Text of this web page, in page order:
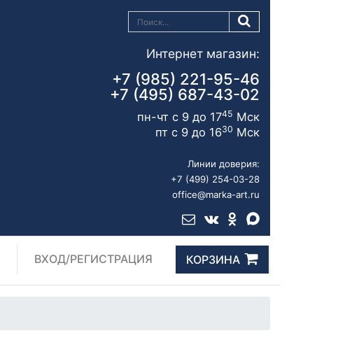
Интернет магазин:
+7 (985) 221-95-46
+7 (495) 687-43-02
пн-чт с 9 до 1745 Мск
пт с 9 до 1630 Мск
Линии доверия:
+7 (499) 254-03-28
office@marka-art.ru
ВХОД/РЕГИСТРАЦИЯ КОРЗИНА